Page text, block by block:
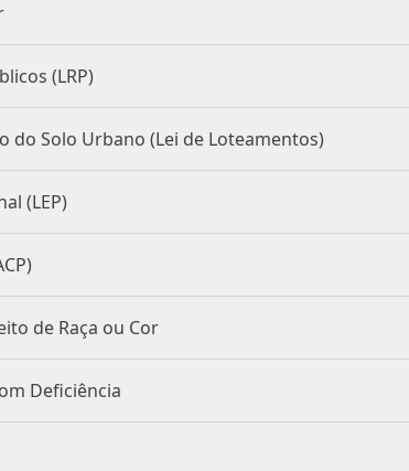
Públicos (LRP)
do Solo Urbano (Lei de Loteamentos)
Penal (LEP)
(ACP)
de Raça ou Cor
com Deficiência